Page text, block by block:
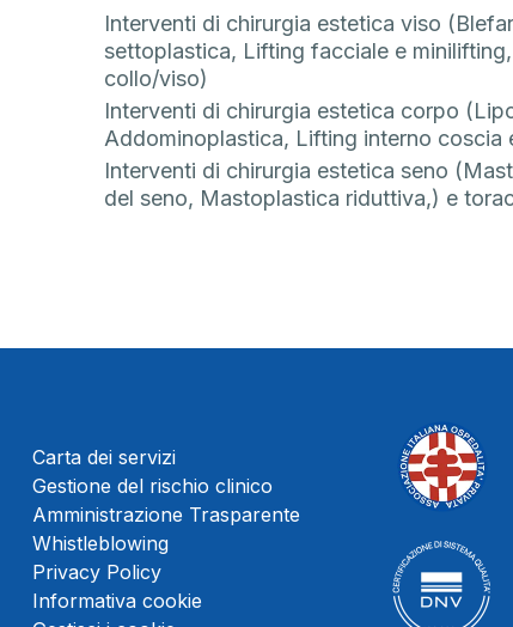
Interventi di chirurgia estetica viso
settoplastica, Lifting facciale e
collo/viso)
Interventi di chirurgia estetica corpo
Addominoplastica, Lifting interno
Interventi di chirurgia estetica seno
del seno, Mastoplastica riduttiva,) e
Carta dei servizi
Gestione del rischio clinico
Amministrazione Trasparente
Whistleblowing
Privacy Policy
Informativa cookie